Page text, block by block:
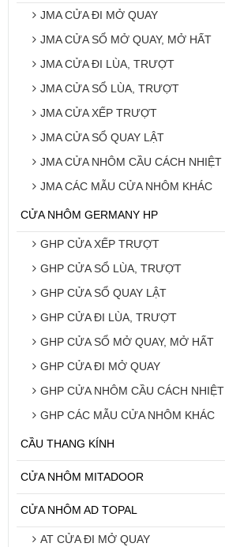
JMA CỬA ĐI MỞ QUAY
JMA CỬA SỔ MỞ QUAY, MỞ HẤT
JMA CỬA ĐI LÙA, TRƯỢT
JMA CỬA SỔ LÙA, TRƯỢT
JMA CỬA XẾP TRƯỢT
JMA CỬA SỔ QUAY LẬT
JMA CỬA NHÔM CẦU CÁCH NHIỆT
JMA CÁC MẪU CỬA NHÔM KHÁC
CỬA NHÔM GERMANY HP
GHP CỬA XẾP TRƯỢT
GHP CỬA SỔ LÙA, TRƯỢT
GHP CỬA SỔ QUAY LẬT
GHP CỬA ĐI LÙA, TRƯỢT
GHP CỬA SỔ MỞ QUAY, MỞ HẤT
GHP CỬA ĐI MỞ QUAY
GHP CỬA NHÔM CẦU CÁCH NHIỆT
GHP CÁC MẪU CỬA NHÔM KHÁC
CẦU THANG KÍNH
CỬA NHÔM MITADOOR
CỬA NHÔM AD TOPAL
AT CỬA ĐI MỞ QUAY